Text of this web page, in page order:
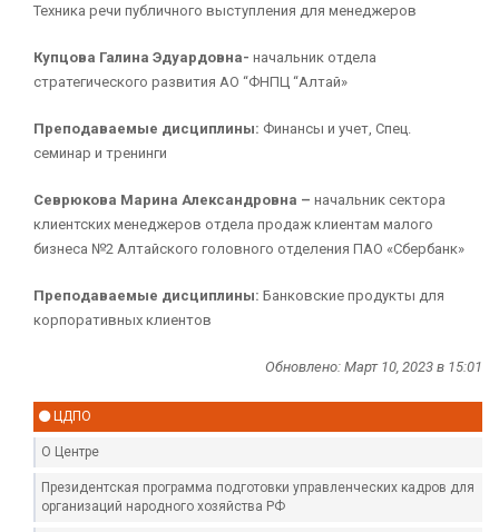
Техника речи публичного выступления для менеджеров
Купцова Галина Эдуардовна- начальник отдела
стратегического развития АО “ФНПЦ “Алтай»
Преподаваемые дисциплины: Финансы и учет, Спец.
семинар и тренинги
Севрюкова Марина Александровна – начальник сектора
клиентских менеджеров отдела продаж клиентам малого
бизнеса №2 Алтайского головного отделения ПАО «Сбербанк»
Преподаваемые дисциплины: Банковские продукты для
корпоративных клиентов
Обновлено: Март 10, 2023 в 15:01
ЦДПО
О Центре
Президентская программа подготовки управленческих кадров для
организаций народного хозяйства РФ